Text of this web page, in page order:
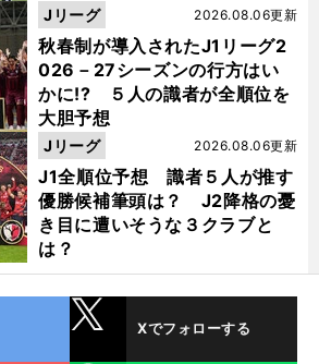
秋春制が導入されたJ1リーグ2
026－27シーズンの行方はい
かに!? ５人の識者が全順位を
大胆予想
2026.08.06更新
Jリーグ
J1全順位予想 識者５人が推す
優勝候補筆頭は？ J2降格の憂
き目に遭いそうな３クラブと
は？
2026.08.06更新
Jリーグ
Xでフォローする